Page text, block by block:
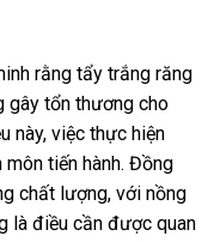
rằng tẩy trắng răng
gây tổn thương cho
này, việc thực hiện
tiến hành. Đồng
chất lượng, với nồng
là điều cần được quan